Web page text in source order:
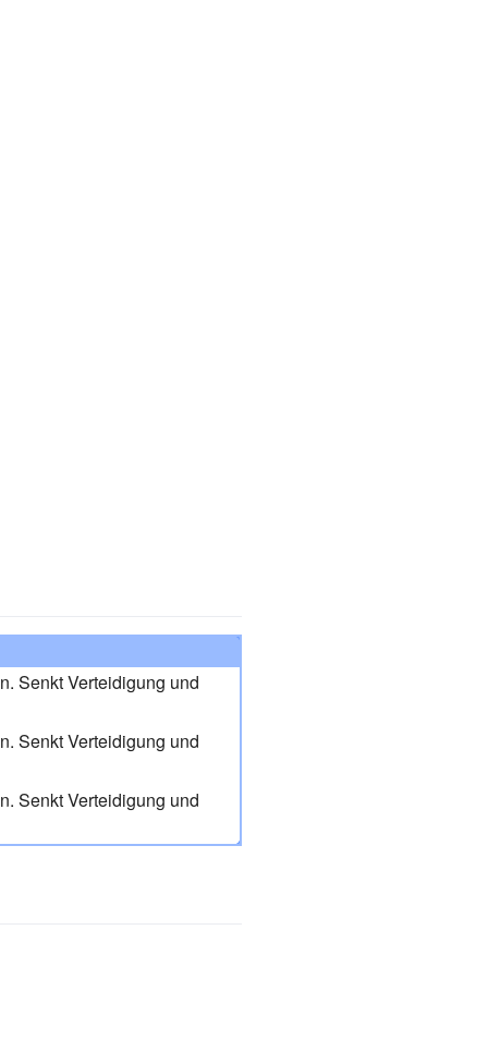
Senkt Verteidigung und
Senkt Verteidigung und
Senkt Verteidigung und